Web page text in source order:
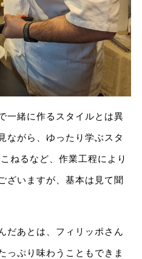
一緒に作るスタイルとは異
ながら、ゆったり学ぶスタ
ねるなど、作業工程により
ざいますが、基本は見て聞
だあとは、フィリッポさん
っぷり味わうこともできま